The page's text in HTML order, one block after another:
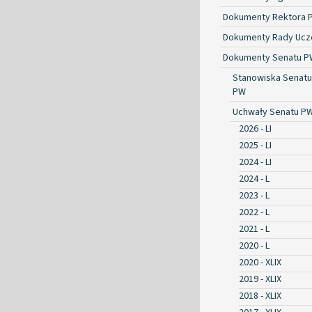
Dokumenty Rektora
Dokumenty Rady
Dokumenty Senatu
Stanowiska Senatu
PW
Uchwały Senatu
2026 - LI
2025 - LI
2024 - LI
2024 - L
2023 - L
2022 - L
2021 - L
2020 - L
2020 - XLIX
2019 - XLIX
2018 - XLIX